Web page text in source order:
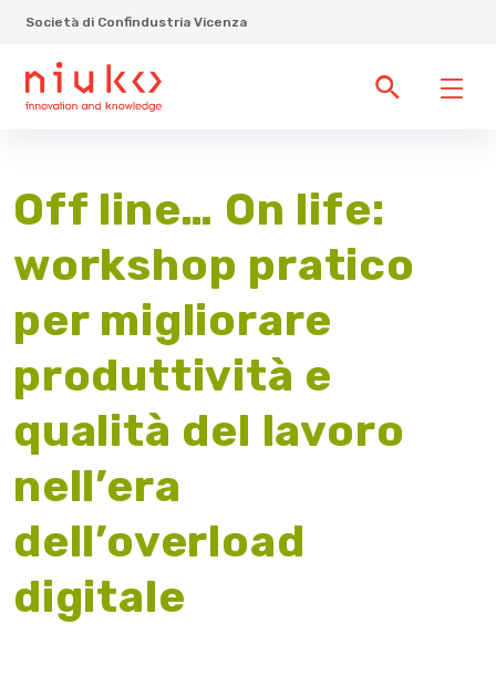
Società di Confindustria Vicenza
Off line… On life:
workshop pratico
per migliorare
produttività e
qualità del lavoro
nell’era
dell’overload
digitale